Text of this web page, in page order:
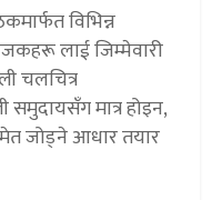
विभिन्न
लाई जिम्मेवारी
चलचित्र
समुदायसँग मात्र होइन,
जोड्ने आधार तयार